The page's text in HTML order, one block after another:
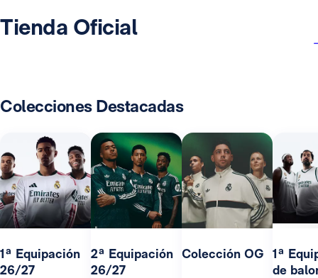
Tienda Oficial
Colecciones Destacadas
1ª Equipación
26/27
2ª Equipación
26/27
Colección OG
1ª
de